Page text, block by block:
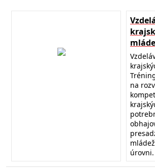
na
úrovni.